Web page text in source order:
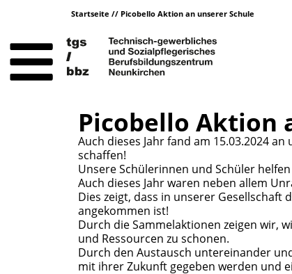
Startseite // Picobello Aktion an unserer Schule
Picobello Aktion
Auch dieses Jahr fand am 15.03.2024
schaffen!
Unsere Schülerinnen und Schüler
Auch dieses Jahr waren neben allem
Dies zeigt, dass in unserer
angekommen ist!
Durch die Sammelaktionen zeigen wir,
und Ressourcen zu schonen.
Durch den Austausch untereinander
mit ihrer Zukunft gegeben werden und